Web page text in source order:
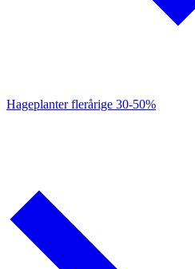
Hageplanter flerårige 30-50%